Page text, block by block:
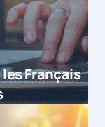
Français